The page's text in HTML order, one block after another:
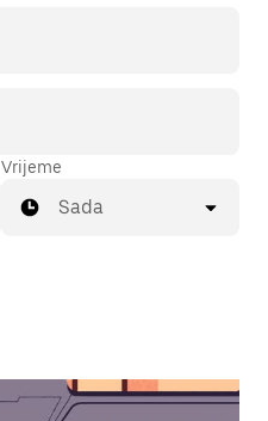
Vrijeme
Sada